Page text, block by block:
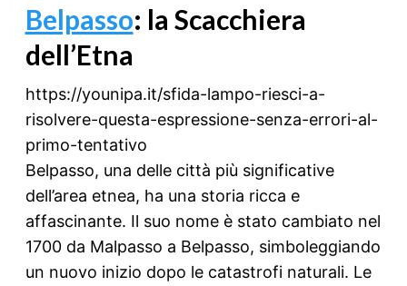
Belpasso: la Scacchiera
dell’Etna
https://younipa.it/sfida-lampo-riesci-a-
risolvere-questa-espressione-senza-errori-al-
primo-tentativo
Belpasso, una delle città più significative
dell’area etnea, ha una storia ricca e
affascinante. Il suo nome è stato cambiato nel
1700 da Malpasso a Belpasso, simboleggiando
un nuovo inizio dopo le catastrofi naturali. Le